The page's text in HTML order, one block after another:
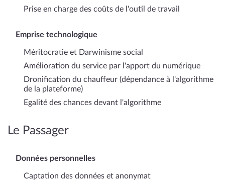
Prise en charge des coûts de l'outil de travail
Emprise technologique
Méritocratie et Darwinisme social
Amélioration du service par l'apport du numérique
Dronification du chauffeur (dépendance à l'algorithme
de la plateforme)
Egalité des chances devant l'algorithme
Le Passager
Données personnelles
Captation des données et anonymat